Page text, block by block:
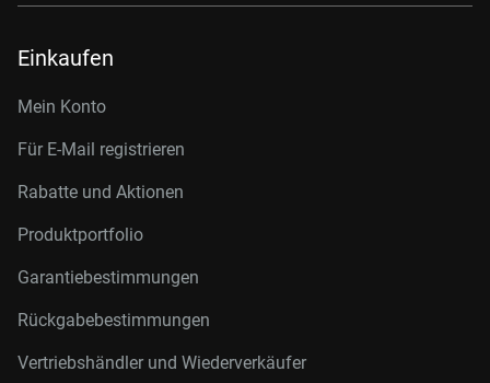
Einkaufen
Mein Konto
Für E-Mail registrieren
Rabatte und Aktionen
Produktportfolio
Garantiebestimmungen
Rückgabebestimmungen
Vertriebshändler und Wiederverkäufer